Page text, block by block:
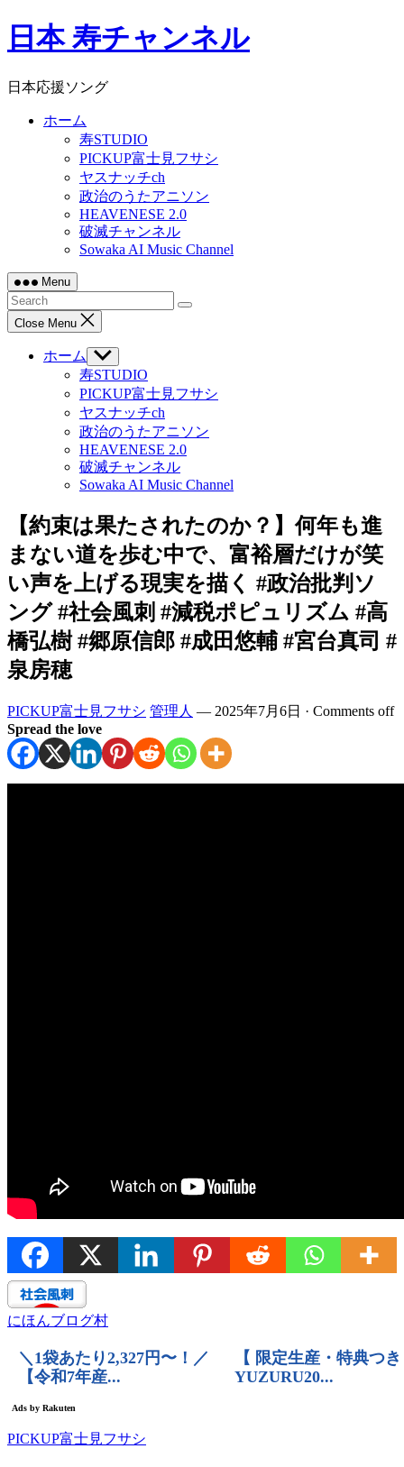
Skip
to日本 寿チャンネル
日本応援ソング
ホーム
寿STUDIO
PICKUP富士見フサシ
ヤスナッチch
政治のうたアニソン
HEAVENESE 2.0
破滅チャンネル
Sowaka AI Music Channel
Menu
Close Menu
ホーム
Show
sub
menu
寿STUDIO
PICKUP富士見フサシ
ヤスナッチch
政治のうたアニソン
HEAVENESE 2.0
破滅チャンネル
Sowaka AI Music Channel
【約束は果たされたのか？】何年も進
まない道を歩む中で、富裕層だけが笑
い声を上げる現実を描く #政治批判ソ
ング #社会風刺 #減税ポピュリズム #高
橋弘樹 #郷原信郎 #成田悠輔 #宮台真司 #
泉房穂
PICKUP富士見フサシ 管理人 — 2025年7月6日 · Comments off
Spread the love
にほんブログ村
PICKUP富士見フサシ